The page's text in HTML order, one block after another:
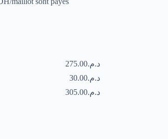
د.م.275.00
د.م.30.00
د.م.305.00